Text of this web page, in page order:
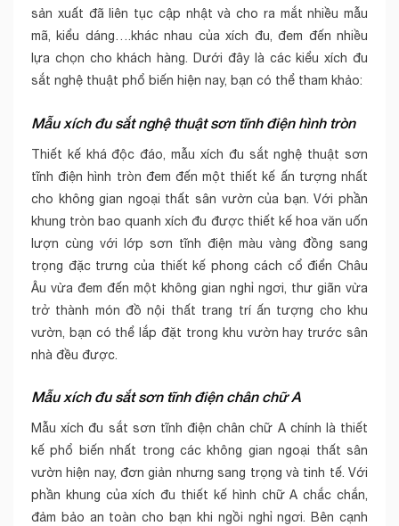
sản xuất đã liên tục cập nhật và cho ra mắt nhiều mẫu
mã, kiểu dáng….khác nhau của xích đu, đem đến nhiều
lựa chọn cho khách hàng. Dưới đây là các kiểu xích đu
sắt nghệ thuật phổ biến hiện nay, bạn có thể tham khảo:
Mẫu xích đu sắt nghệ thuật sơn tĩnh điện hình tròn
Thiết kế khá độc đáo, mẫu xích đu sắt nghệ thuật sơn
tĩnh điện hình tròn đem đến một thiết kế ấn tượng nhất
cho không gian ngoại thất sân vườn của bạn. Với phần
khung tròn bao quanh xích đu được thiết kế hoa văn uốn
lượn cùng với lớp sơn tĩnh điện màu vàng đồng sang
trọng đặc trưng của thiết kế phong cách cổ điển Châu
Âu vừa đem đến một không gian nghỉ ngơi, thư giãn vừa
trở thành món đồ nội thất trang trí ấn tượng cho khu
vườn, bạn có thể lắp đặt trong khu vườn hay trước sân
nhà đều được.
Mẫu xích đu sắt sơn tĩnh điện chân chữ A
Mẫu xích đu sắt sơn tĩnh điện chân chữ A chính là thiết
kế phổ biến nhất trong các không gian ngoại thất sân
vườn hiện nay, đơn giản nhưng sang trọng và tinh tế. Với
phần khung của xích đu thiết kế hình chữ A chắc chắn,
đảm bảo an toàn cho bạn khi ngồi nghỉ ngơi. Bên cạnh